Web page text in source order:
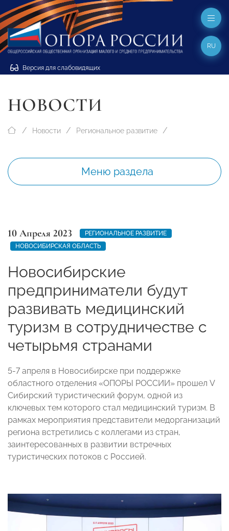
Версия для слабовидящих
RU
НОВОСТИ
Новости Региональное развитие
Меню раздела
10 Апреля 2023
РЕГИОНАЛЬНОЕ РАЗВИТИЕ
НОВОСИБИРСКАЯ ОБЛАСТЬ
Новосибирские
предприниматели будут
развивать медицинский
туризм в сотрудничестве с
четырьмя странами
5-7 апреля в Новосибирске при поддержке
областного отделения «ОПОРЫ РОССИИ» прошел V
Сибирский туристический форум, одной из
ключевых тем которого стал медицинский туризм. В
рамках мероприятия представители медорганизаций
региона встретились с коллегами из стран,
заинтересованных в развитии встречных
туристических потоков с Россией.